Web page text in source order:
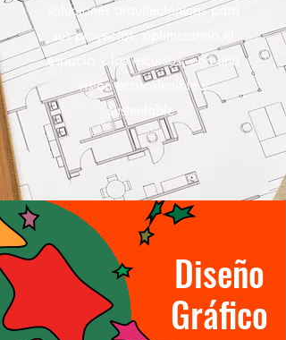
soluciones arquitectónicas para
sus proyectos, optimizando el
espacio y los recursos; con una
visión ecosostenible y
sustentable.
Diseño
Gráfico